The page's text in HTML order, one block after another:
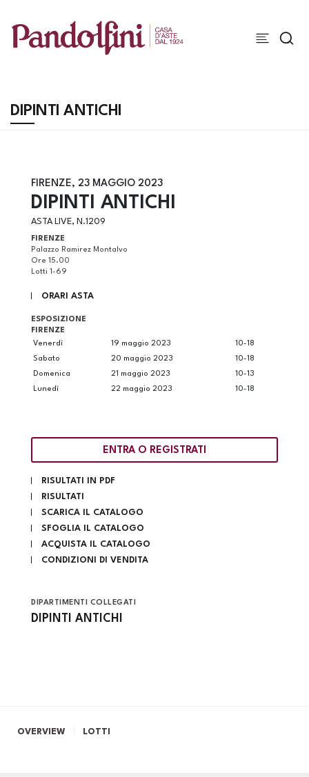
DIPINTI ANTICHI
FIRENZE, 23 MAGGIO 2023
DIPINTI ANTICHI
ASTA LIVE, N.1209
FIRENZE
Palazzo Ramirez Montalvo
Ore 15.00
Lotti 1-69
ORARI ASTA
ESPOSIZIONE
FIRENZE
Venerdì
19 maggio 2023
10-18
Sabato
20 maggio 2023
10-18
Domenica
21 maggio 2023
10-13
Lunedì
22 maggio 2023 10-18
ENTRA O REGISTRATI
RISULTATI IN PDF
RISULTATI
SCARICA IL CATALOGO
SFOGLIA IL CATALOGO
ACQUISTA IL CATALOGO
CONDIZIONI DI VENDITA
DIPARTIMENTI COLLEGATI
DIPINTI ANTICHI
OVERVIEW LOTTI